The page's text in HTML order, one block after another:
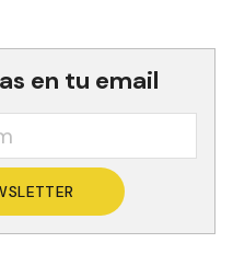
en tu email